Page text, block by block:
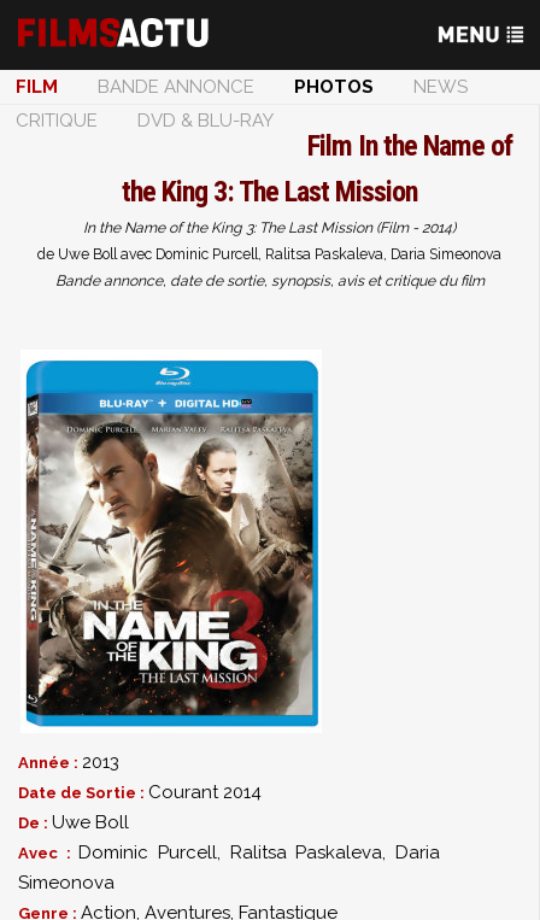
FILM BANDE ANNONCE PHOTOS
NEWS
CRITIQUE
DVD & BLU-RAY
Film In the Name of
the King 3: The Last Mission
In the Name of the King 3: The Last Mission (Film - 2014)
de Uwe Boll avec Dominic Purcell, Ralitsa Paskaleva, Daria Simeonova
Bande annonce, date de sortie, synopsis, avis et critique du film
Année : 2013
Date de Sortie : Courant 2014
De : Uwe Boll
Avec : Dominic Purcell, Ralitsa Paskaleva,Daria
Simeonova
Genre : Action, Aventures, Fantastique